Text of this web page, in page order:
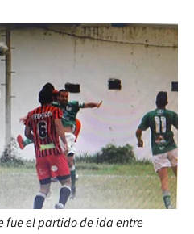
fue el partido de ida entre